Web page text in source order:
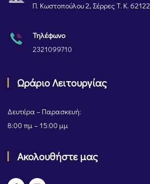
Π. Κωστοπούλου 2, Σέρρες Τ. Κ. 62122
Τηλέφωνο
2321099710
Ωράριο Λειτουργίας
Δευτέρα – Παρασκευή:
8:00 πμ – 15:00 μμ
Ακολουθήστε μας